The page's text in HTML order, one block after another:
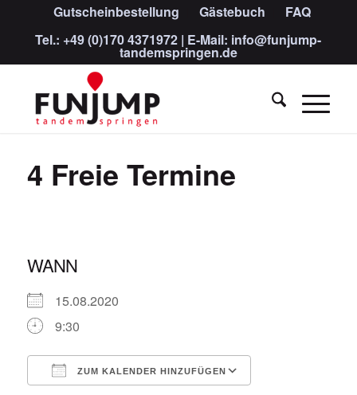
Gutscheinbestellung Gästebuch
FAQ
Tel.: +49 (0)170 4371972 | E-Mail: info@funjump-
tandemspringen.de
4 Freie Termine
WANN
15.08.2020
9:30
ZUM KALENDER HINZUFÜGEN